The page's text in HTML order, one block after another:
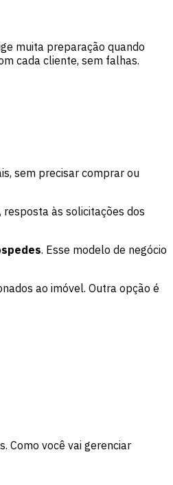
muita preparação quando
cada cliente, sem falhas.
sem precisar comprar ou
às solicitações dos
. Esse modelo de negócio
ao imóvel. Outra opção é
Como você vai gerenciar